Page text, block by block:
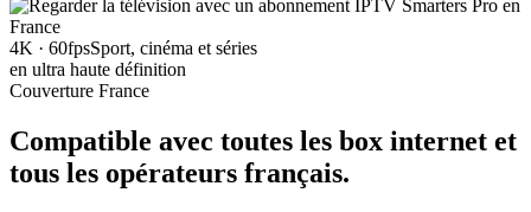
4K · 60fpsSport, cinéma et séries
en ultra haute définition
Couverture France
Compatible avec toutes les box internet et
tous les opérateurs français.